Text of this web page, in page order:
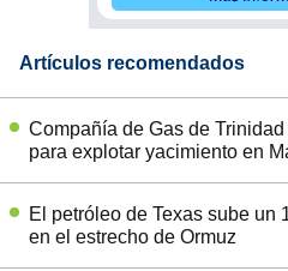
Artículos recomendados
Compañía de Gas de
para explotar yacimiento en
El petróleo de Texas sube un
en el estrecho de Ormuz